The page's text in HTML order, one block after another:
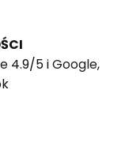
4.9/5 iGoogle,